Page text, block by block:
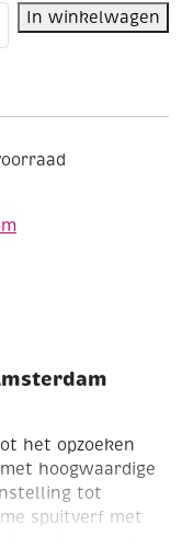
In winkelwagen
het opzoeken
hoogwaardige
tot
spuitverf met